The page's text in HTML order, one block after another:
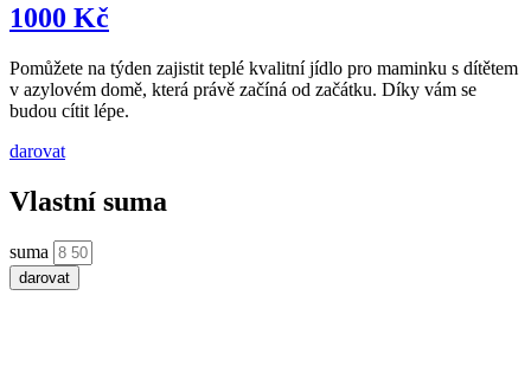
1000 Kč
Pomůžete na týden zajistit teplé kvalitní jídlo pro maminku s dítětem
v azylovém domě, která právě začíná od začátku. Díky vám se
budou cítit lépe.
darovat
Vlastní suma
suma
darovat